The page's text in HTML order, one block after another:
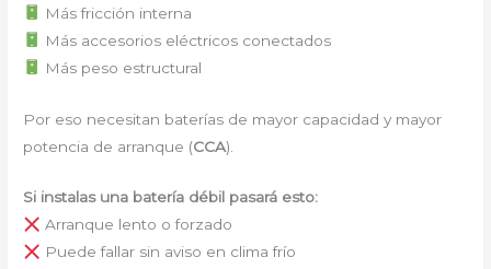
Más fricción interna
Más accesorios eléctricos conectados
Más peso estructural
Por eso necesitan baterías de mayor capacidad y mayor
potencia de arranque (CCA).
Si instalas una batería débil pasará esto:
Arranque lento o forzado
Puede fallar sin aviso en clima frío